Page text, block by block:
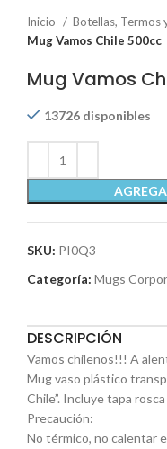
Inicio Botellas, Termos
Mug Vamos Chile 500cc
Mug Vamos
13726 disponibles
SKU: PI0Q3
Categoría: Mugs
DESCRIPCIÓN
Vamos chilenos!!! A
Mug vaso plástico
Chile”. Incluye tapa
Precaución:
No térmico, no calentar